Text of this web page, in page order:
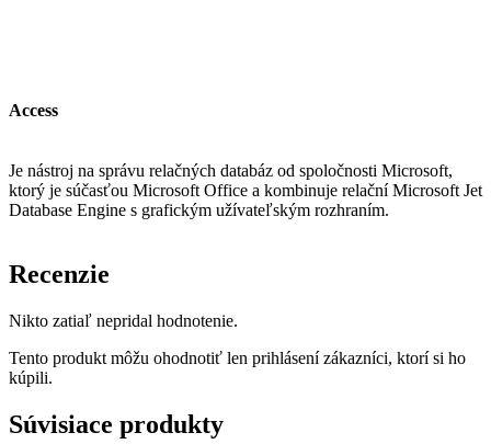
Access
Je nástroj na správu relačných databáz od spoločnosti Microsoft,
ktorý je súčasťou Microsoft Office a kombinuje relační Microsoft Jet
Database Engine s grafickým užívateľským rozhraním.
Recenzie
Nikto zatiaľ nepridal hodnotenie.
Tento produkt môžu ohodnotiť len prihlásení zákazníci, ktorí si ho
kúpili.
Súvisiace produkty